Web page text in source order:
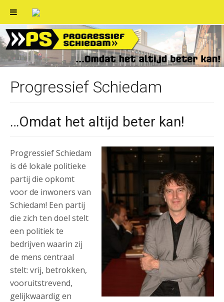
Skip
to
content
Progressief Schiedam
…Omdat het altijd beter kan!
Progressief Schiedam
is dé lokale politieke
partij die opkomt
voor de inwoners van
Schiedam! Een partij
die zich ten doel stelt
een politiek te
bedrijven waarin zij
de mens centraal
stelt: vrij, betrokken,
vooruitstrevend,
gelijkwaardig en